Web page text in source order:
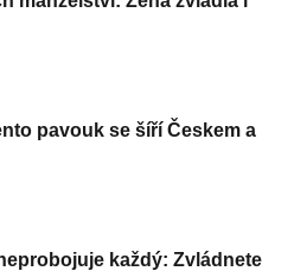
pavouk se šíří Českem a
každý: Zvládnete